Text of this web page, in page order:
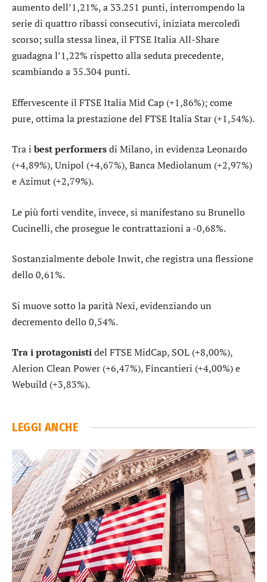
aumento dell’1,21%, a 33.251 punti, interrompendo la
serie di quattro ribassi consecutivi, iniziata mercoledì
scorso; sulla stessa linea, il FTSE Italia All-Share
guadagna l’1,22% rispetto alla seduta precedente,
scambiando a 35.304 punti.
Effervescente il FTSE Italia Mid Cap (+1,86%); come
pure, ottima la prestazione del FTSE Italia Star (+1,54%).
Tra ibest performersdi Milano, in evidenzaLeonardo
(+4,89%),Unipol (+4,67%),Banca Mediolanum (+2,97%)
eAzimut (+2,79%).
Le più forti vendite, invece, si manifestano suBrunello
Cucinelli, che prosegue le contrattazioni a -0,68%.
Sostanzialmente deboleInwit, che registra una flessione
dello 0,61%.
Si muove sotto la paritàNexi, evidenziando un
decremento dello 0,54%.
Tra i protagonistidel FTSE MidCap, SOL (+8,00%),
Alerion Clean Power (+6,47%),Fincantieri (+4,00%) e
Webuild (+3,83%).
LEGGI ANCHE